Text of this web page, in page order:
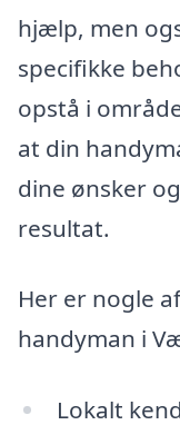
hjælp, men
specifikke
opstå i
at din
dine ønsker
resultat.
Her er nogle
handyman i
Lokalt